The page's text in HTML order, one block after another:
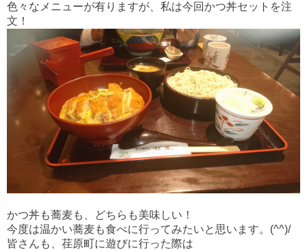
色々なメニューが有りますが、私は今回かつ丼セットを注
文！
かつ丼も蕎麦も、どちらも美味しい！
今度は温かい蕎麦も食べに行ってみたいと思います。(^^)/
皆さんも、荏原町に遊びに行った際は